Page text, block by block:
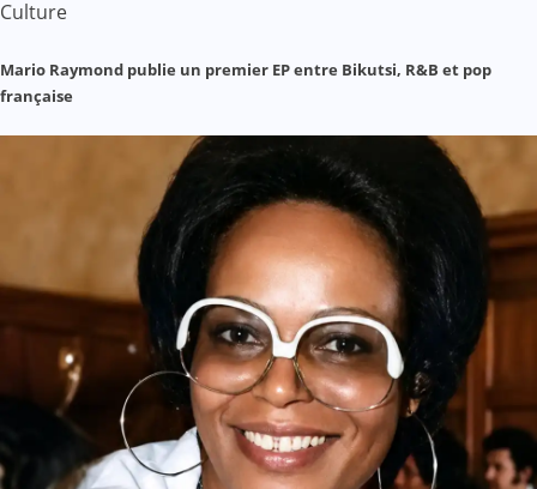
Culture
Mario Raymond publie un premier EP entre Bikutsi, R&B et pop
française